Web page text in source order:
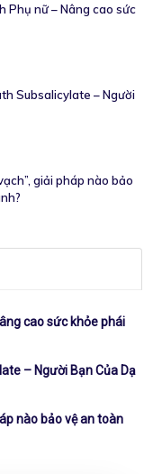
Phụ nữ – Nâng cao sức
Subsalicylate – Người
giải pháp nào bảo
cao sức khỏe phái
– Người Bạn Của Dạ
nào bảo vệ an toàn